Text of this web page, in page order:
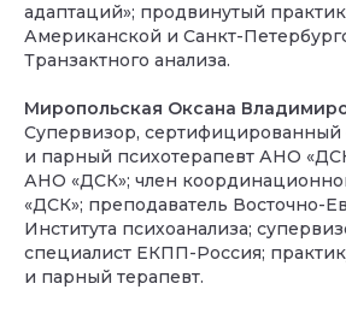
адаптаций»; продвинутый
Американской и Санкт-
Транзактного анализа.
Миропольская Оксана
Супервизор,
и парный психотерапевт АНО
АНО «ДСК»; член
«ДСК»; преподаватель Восточно-
Института психоанализа;
специалист ЕКПП-Россия;
и парный терапевт.